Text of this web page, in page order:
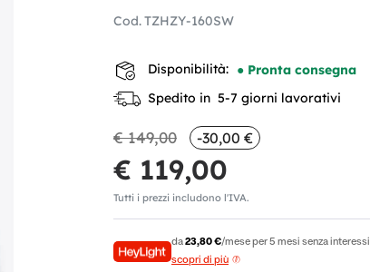
Cod.TZHZY-160SW
Disponibilità: ● Pronta consegna
Spedito in 5-7 giorni lavorativi
€ 149,00 -30,00 €
€ 119,00
Tutti i prezzi includono l'IVA.
da23,80 €/mese per 5 mesi senza interessi
scopri di più